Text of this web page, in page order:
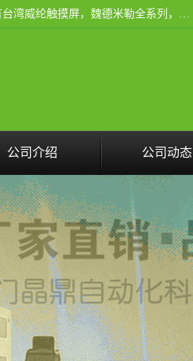
厦门晶鼎自动化科技有限公司是一家具有独立法人资格的高新技术企业；代理销售的产品有台湾威纶触摸屏，魏德米勒全系列，永宏触摸屏,威纶触摸屏,台湾威纶weinview触摸屏,台湾永宏PLC，FATEK,永宏伺服,图儿克总线，施耐德，欧姆龙，西门子，富士变频，K&N蓝系列， BUSSMANN，松下变频器，丹佛斯变频器等。
公司介绍 公司动态